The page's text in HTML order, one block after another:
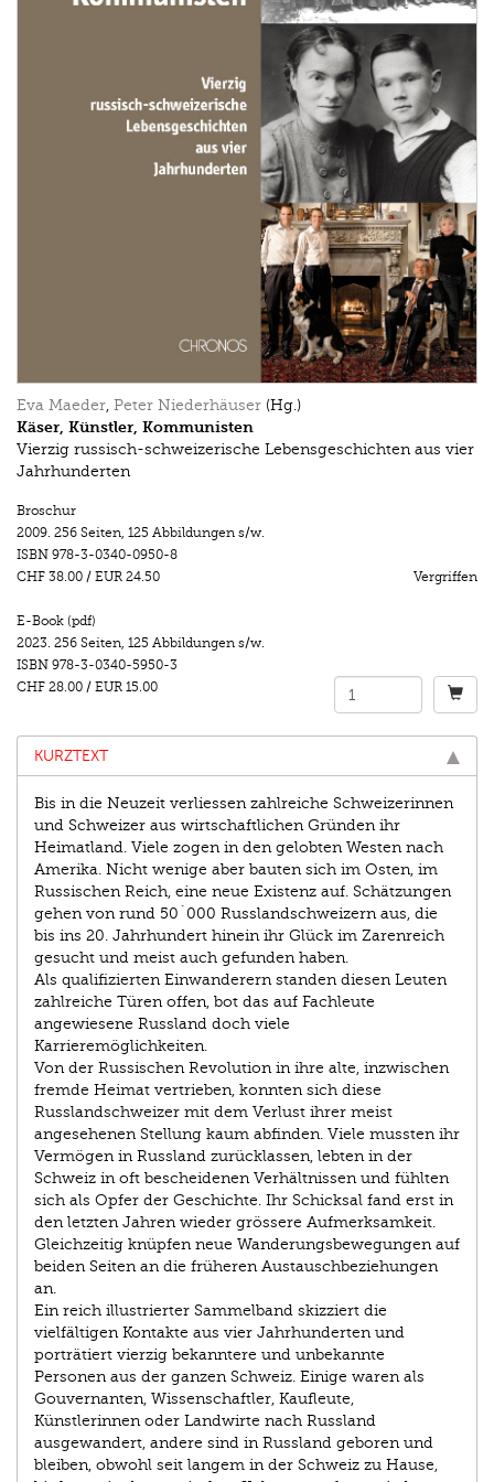
Eva Maeder, Peter Niederhäuser (Hg.)
Käser, Künstler, Kommunisten
Vierzig russisch-schweizerische Lebensgeschichten aus vier
Jahrhunderten
Broschur
2009. 256 Seiten, 125 Abbildungen s/w.
ISBN 978-3-0340-0950-8
CHF 38.00 / EUR 24.50 Vergriffen
E-Book (pdf)
2023. 256 Seiten, 125 Abbildungen s/w.
ISBN 978-3-0340-5950-3
CHF 28.00 / EUR 15.00
KURZTEXT
Bis in die Neuzeit verliessen zahlreiche Schweizerinnen
und Schweizer aus wirtschaftlichen Gründen ihr
Heimatland. Viele zogen in den gelobten Westen nach
Amerika. Nicht wenige aber bauten sich im Osten, im
Russischen Reich, eine neue Existenz auf. Schätzungen
gehen von rund 50´000 Russlandschweizern aus, die
bis ins 20. Jahrhundert hinein ihr Glück im Zarenreich
gesucht und meist auch gefunden haben.
Als qualifizierten Einwanderern standen diesen Leuten
zahlreiche Türen offen, bot das auf Fachleute
angewiesene Russland doch viele
Karrieremöglichkeiten.
Von der Russischen Revolution in ihre alte, inzwischen
fremde Heimat vertrieben, konnten sich diese
Russlandschweizer mit dem Verlust ihrer meist
angesehenen Stellung kaum abfinden. Viele mussten ihr
Vermögen in Russland zurücklassen, lebten in der
Schweiz in oft bescheidenen Verhältnissen und fühlten
sich als Opfer der Geschichte. Ihr Schicksal fand erst in
den letzten Jahren wieder grössere Aufmerksamkeit.
Gleichzeitig knüpfen neue Wanderungsbewegungen auf
beiden Seiten an die früheren Austauschbeziehungen
an.
Ein reich illustrierter Sammelband skizziert die
vielfältigen Kontakte aus vier Jahrhunderten und
porträtiert vierzig bekanntere und unbekannte
Personen aus der ganzen Schweiz. Einige waren als
Gouvernanten, Wissenschaftler, Kaufleute,
Künstlerinnen oder Landwirte nach Russland
ausgewandert, andere sind in Russland geboren und
bleiben, obwohl seit langem in der Schweiz zu Hause,